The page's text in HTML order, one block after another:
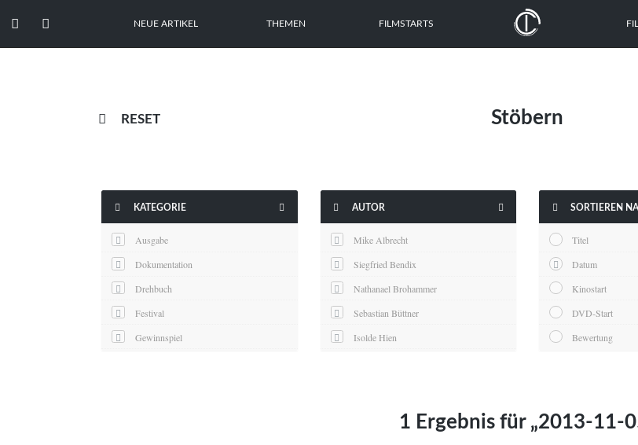
  NEUE ARTIKEL THEMEN FILMSTARTS
 RESET Stöbern
 KATEGORIE 
Ausgabe
Dokumentation
Drehbuch
Festival
Gewinnspiel
 AUTOR 
Mike Albrecht
Siegfried Bendix
Nathanael Brohammer
Sebastian Büttner
Isolde Hien
 SORTIEREN
Titel
Datum
Kinostart
DVD-Start
Bewertung
1 Ergebnis für „2013-11-